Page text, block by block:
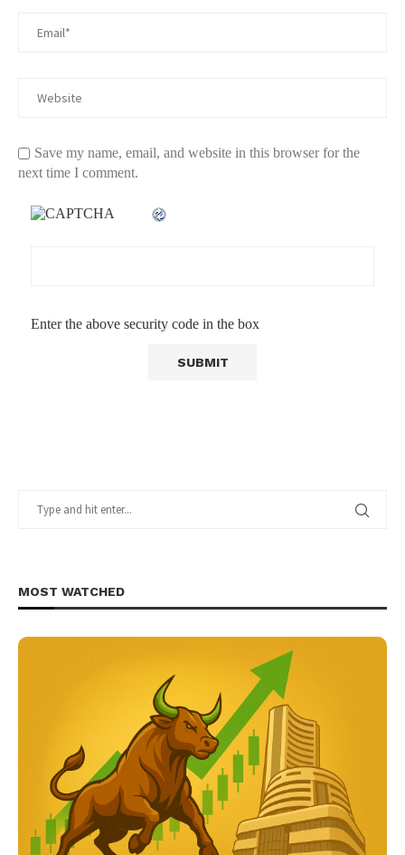
Save my name, email, and website in this browser for the
next time I comment.
Enter the above security code in the box
MOST WATCHED